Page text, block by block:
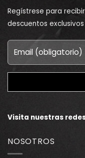
Regístrese para
descuentos exclusivos
Visita nuestras
NOSOTROS